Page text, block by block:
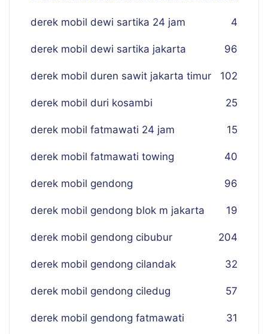
derek mobil dewi sartika 24 jam 4
derek mobil dewi sartika jakarta 96
derek mobil duren sawit jakarta timur 102
derek mobil duri kosambi 25
derek mobil fatmawati 24 jam 15
derek mobil fatmawati towing 40
derek mobil gendong 96
derek mobil gendong blok m jakarta 19
derek mobil gendong cibubur 204
derek mobil gendong cilandak 32
derek mobil gendong ciledug 57
derek mobil gendong fatmawati 31